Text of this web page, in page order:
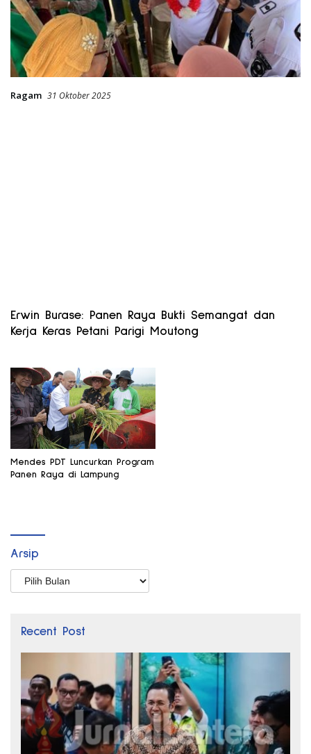
Ragam 31 Oktober 2025
Erwin Burase: Panen Raya Bukti Semangat dan
Kerja Keras Petani Parigi Moutong
Mendes PDT Luncurkan Program
Panen Raya di Lampung
Arsip
Arsip
Recent Post